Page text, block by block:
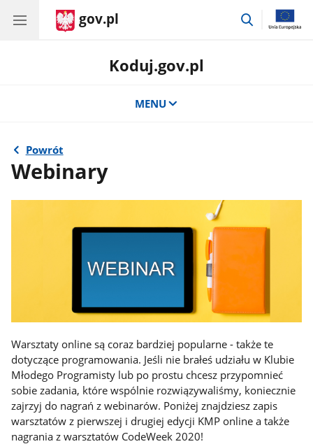
gov.pl
przejdź
Koduj.gov.pl
MENU
Powrót
Webinary
Warsztaty online są coraz bardziej popularne - także te
dotyczące programowania. Jeśli nie brałeś udziału w Klubie
Młodego Programisty lub po prostu chcesz przypomnieć
sobie zadania, które wspólnie rozwiązywaliśmy, koniecznie
zajrzyj do nagrań z webinarów. Poniżej znajdziesz zapis
warsztatów z pierwszej i drugiej edycji KMP online a także
nagrania z warsztatów CodeWeek 2020!